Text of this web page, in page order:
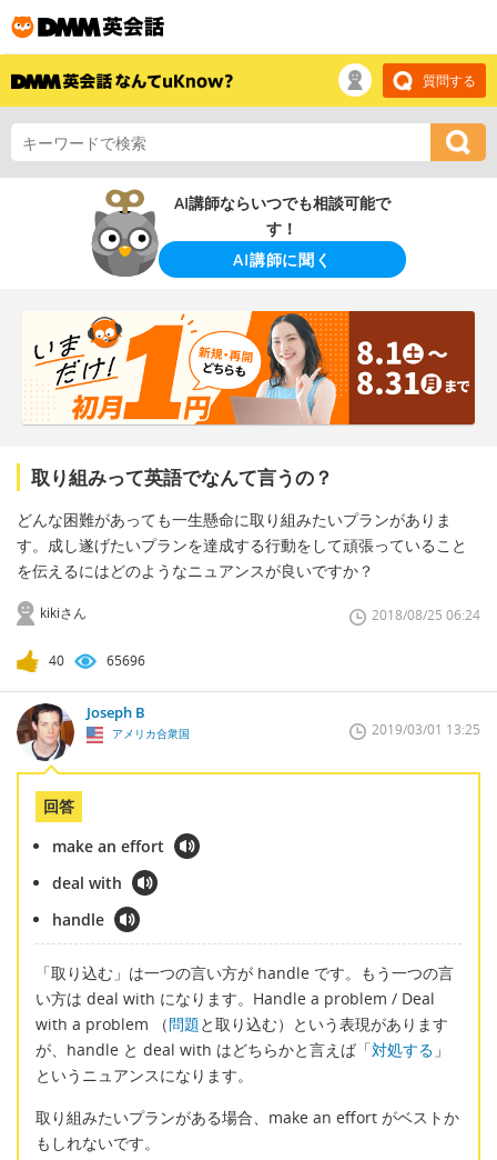
質問する
AI講師ならいつでも相談可能で
す！
AI講師に聞く
取り組みって英語でなんて言うの？
どんな困難があっても一生懸命に取り組みたいプランがありま
す。成し遂げたいプランを達成する行動をして頑張っていること
を伝えるにはどのようなニュアンスが良いですか？
kikiさん 2018/08/25 06:24
40 65696
Joseph B
アメリカ合衆国 2019/03/01 13:25
回答
make an effort
deal with
handle
「取り込む」は一つの言い方が handle です。もう一つの言
い方は deal with になります。Handle a problem / Deal
with a problem （問題と取り込む）という表現があります
が、handle と deal with はどちらかと言えば「対処する 」
というニュアンスになります。
取り組みたいプランがある場合、make an effort がベストか
もしれないです。